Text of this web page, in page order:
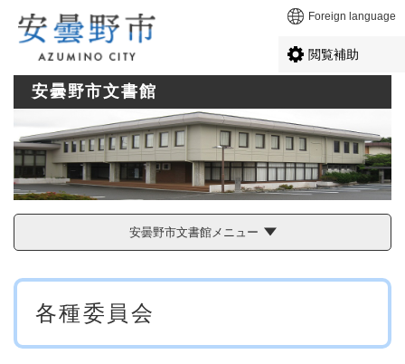
メニューを飛ばして本文へ Foreign language
閲覧補助
安曇野市文書館
安曇野市文書館メニュー
本
各種委員会